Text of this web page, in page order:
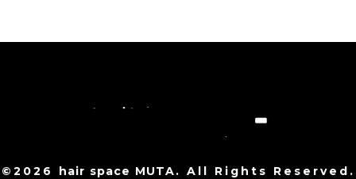
©2026 hair space MUTA. All Rights Reserved.